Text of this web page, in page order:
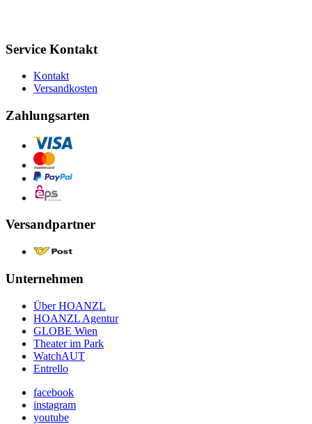
Service Kontakt
Kontakt
Versandkosten
Zahlungsarten
Versandpartner
Unternehmen
Über HOANZL
HOANZL Agentur
GLOBE Wien
Theater im Park
WatchAUT
Entrello
facebook
instagram
youtube